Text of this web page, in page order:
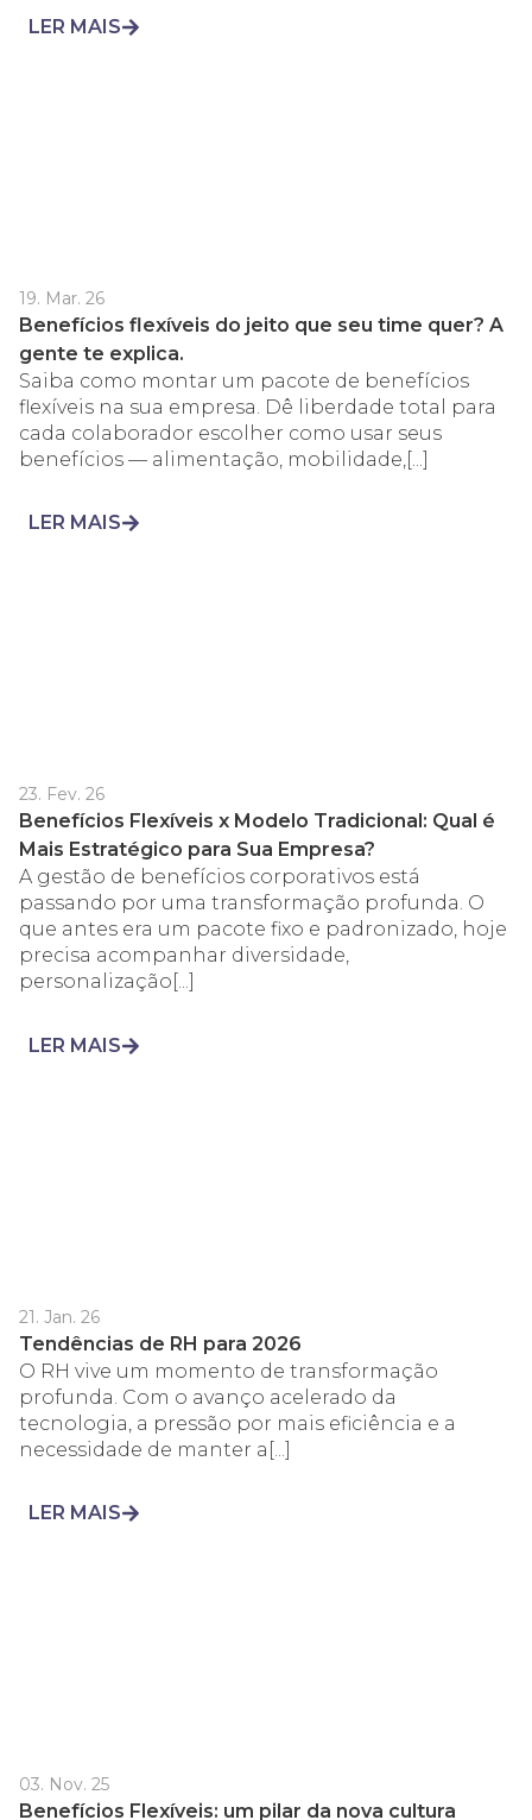
LER MAIS
19. Mar. 26
Benefícios flexíveis do jeito que seu time quer? A
gente te explica.
Saiba como montar um pacote de benefícios
flexíveis na sua empresa. Dê liberdade total para
cada colaborador escolher como usar seus
benefícios — alimentação, mobilidade,[...]
LER MAIS
23. Fev. 26
Benefícios Flexíveis x Modelo Tradicional: Qual é
Mais Estratégico para Sua Empresa?
A gestão de benefícios corporativos está
passando por uma transformação profunda. O
que antes era um pacote fixo e padronizado, hoje
precisa acompanhar diversidade,
personalização[...]
LER MAIS
21. Jan. 26
Tendências de RH para 2026
O RH vive um momento de transformação
profunda. Com o avanço acelerado da
tecnologia, a pressão por mais eficiência e a
necessidade de manter a[...]
LER MAIS
03. Nov. 25
Benefícios Flexíveis: um pilar da nova cultura